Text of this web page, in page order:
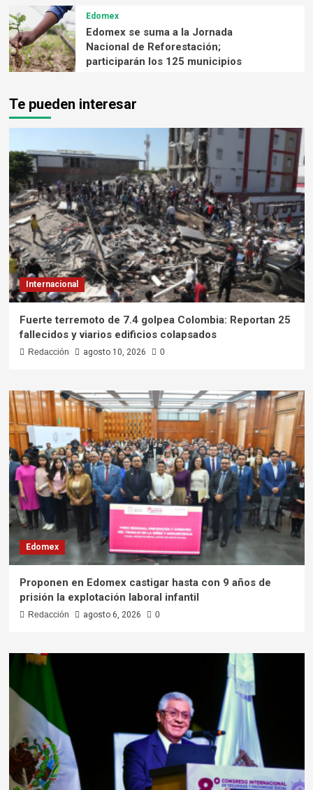
Edomex
Edomex se suma a la Jornada
Nacional de Reforestación;
participarán los 125 municipios
Te pueden interesar
Internacional
Fuerte terremoto de 7.4 golpea Colombia: Reportan 25
fallecidos y viarios edificios colapsados
Redacción agosto 10, 2026 0
Edomex
Proponen en Edomex castigar hasta con 9 años de
prisión la explotación laboral infantil
Redacción agosto 6, 2026 0